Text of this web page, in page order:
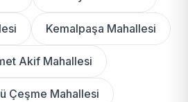
Kemalpaşa Mahallesi
Akif Mahallesi
Çeşme Mahallesi